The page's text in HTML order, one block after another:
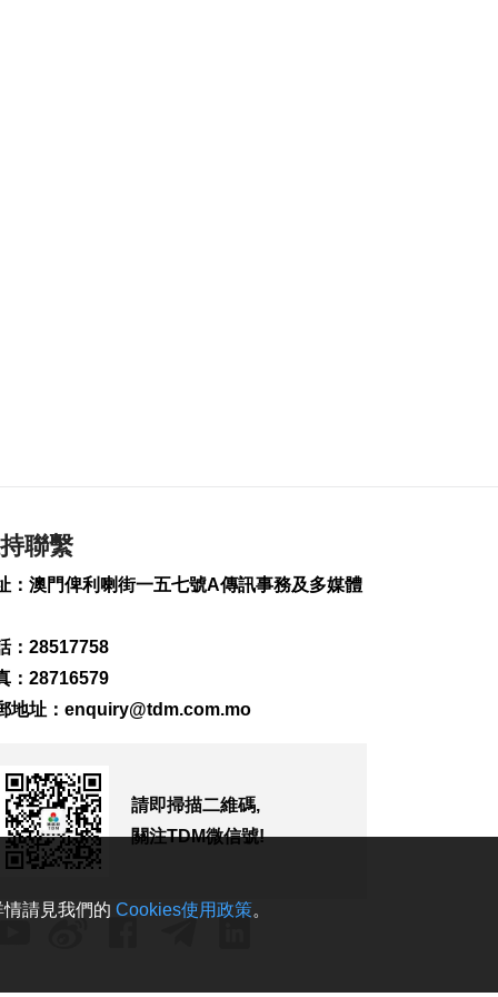
氹仔旅大城大2巴士站
明恢復運作
管傍晚基本完成止漏
橙色高溫提示生效 避
暑中心延長夜間開放
聯繫
：澳門俾利喇街一五七號A傳訊事務及多媒體
：28517758
：28716579
地址： enquiry@tdm.com.mo
請即掃描二維碼,
關注TDM微信號!
請見我們的 Cookies使用政策。